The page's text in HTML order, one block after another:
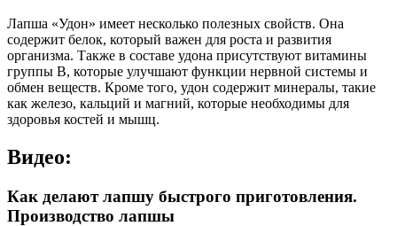
Лапша «Удон» имеет несколько полезных свойств. Она
содержит белок, который важен для роста и развития
организма. Также в составе удона присутствуют витамины
группы B, которые улучшают функции нервной системы и
обмен веществ. Кроме того, удон содержит минералы, такие
как железо, кальций и магний, которые необходимы для
здоровья костей и мышц.
Видео:
Как делают лапшу быстрого приготовления.
Производство лапшы